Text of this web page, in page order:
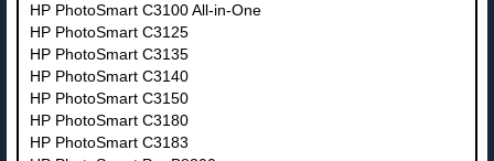
HP PhotoSmart C3100 All-in-One
HP PhotoSmart C3125
HP PhotoSmart C3135
HP PhotoSmart C3140
HP PhotoSmart C3150
HP PhotoSmart C3180
HP PhotoSmart C3183